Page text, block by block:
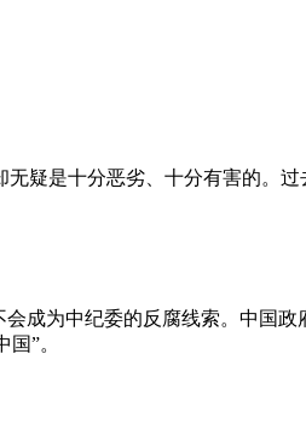
疑是十分恶劣、十分有害的。
成为中纪委的反腐线索。中国
”。